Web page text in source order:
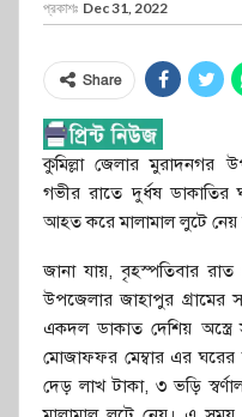
প্রকাশঃ Dec 31, 2022
Share
কুমিল্লা জেলার মুরাদনগর
গভীর রাতে দুর্ধষ
আহত করে মালামাল লুটে
জানা যায়, বৃহস্পতিবার
উপজেলার জাহাপুর গ্রামের
একদল ডাকাত দেশিয়
মোজাফফর মেম্বার এর
দেড় লাখ টাকা, ৩ ভড়ি